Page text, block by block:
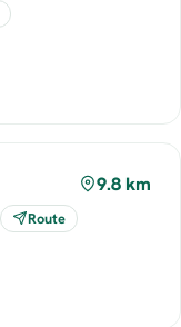
9.8 km
Route